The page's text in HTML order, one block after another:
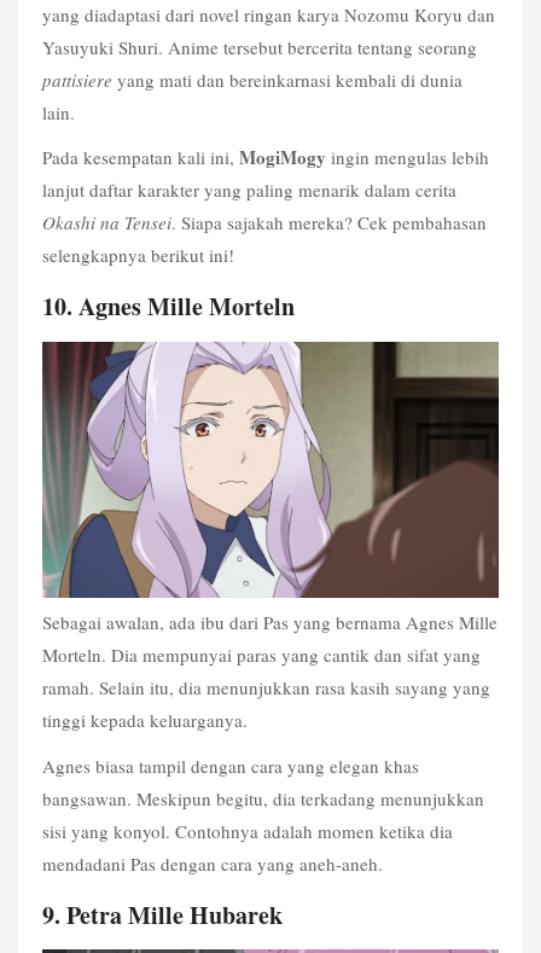
yang diadaptasi dari novel ringan karya Nozomu Koryu dan
pattisiere yang mati dan bereinkarnasi kembali di dunia
lain.
Pada kesempatan kali ini, MogiMogy ingin mengulas lebih
Okashi na Tensei. Siapa sajakah mereka? Cek pembahasan
selengkapnya berikut ini!
10. Agnes Mille Morteln
Sebagai awalan, ada ibu dari Pas yang bernama Agnes Mille
Morteln. Dia mempunyai paras yang cantik dan sifat yang
ramah. Selain itu, dia menunjukkan rasa kasih sayang yang
tinggi kepada keluarganya.
Agnes biasa tampil dengan cara yang elegan khas
bangsawan. Meskipun begitu, dia terkadang menunjukkan
sisi yang konyol. Contohnya adalah momen ketika dia
mendadani Pas dengan cara yang aneh-aneh.
9. Petra Mille Hubarek